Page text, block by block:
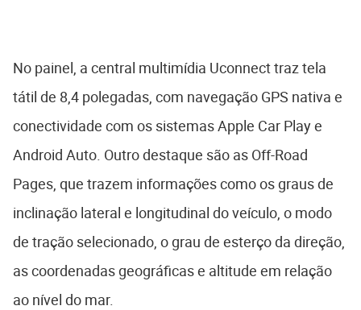
No painel, a central multimídia Uconnect traz tela
tátil de 8,4 polegadas, com navegação GPS nativa e
conectividade com os sistemas Apple Car Play e
Android Auto. Outro destaque são as Off-Road
Pages, que trazem informações como os graus de
inclinação lateral e longitudinal do veículo, o modo
de tração selecionado, o grau de esterço da direção,
as coordenadas geográficas e altitude em relação
ao nível do mar.